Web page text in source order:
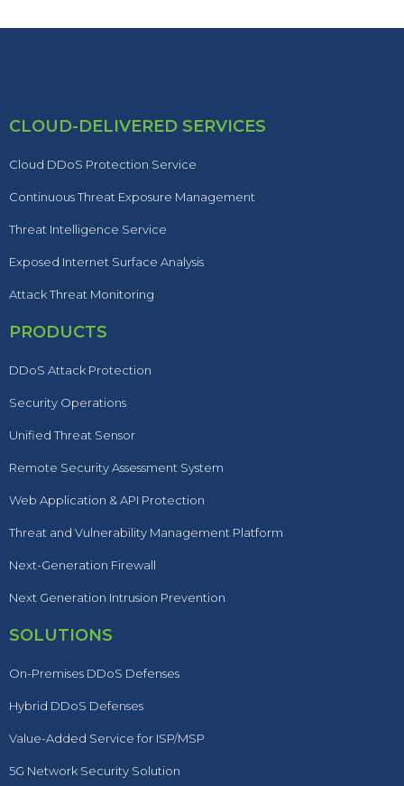
CLOUD-DELIVERED SERVICES
Cloud DDoS Protection Service
Continuous Threat Exposure Management
Threat Intelligence Service
Exposed Internet Surface Analysis
Attack Threat Monitoring
PRODUCTS
DDoS Attack Protection
Security Operations
Unified Threat Sensor
Remote Security Assessment System
Web Application & API Protection
Threat and Vulnerability Management Platform
Next-Generation Firewall
Next Generation Intrusion Prevention
SOLUTIONS
On-Premises DDoS Defenses
Hybrid DDoS Defenses
Value-Added Service for ISP/MSP
5G Network Security Solution